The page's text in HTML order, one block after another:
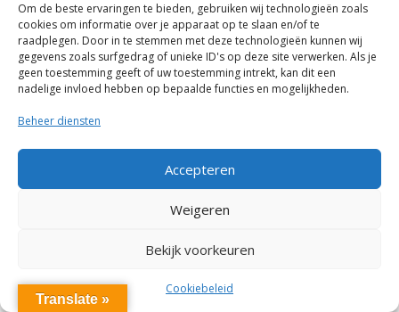
Om de beste ervaringen te bieden, gebruiken wij technologieën zoals
cookies om informatie over je apparaat op te slaan en/of te
raadplegen. Door in te stemmen met deze technologieën kunnen wij
gegevens zoals surfgedrag of unieke ID's op deze site verwerken. Als je
geen toestemming geeft of uw toestemming intrekt, kan dit een
nadelige invloed hebben op bepaalde functies en mogelijkheden.
Beheer diensten
Accepteren
Weigeren
Bekijk voorkeuren
Cookiebeleid
Translate »